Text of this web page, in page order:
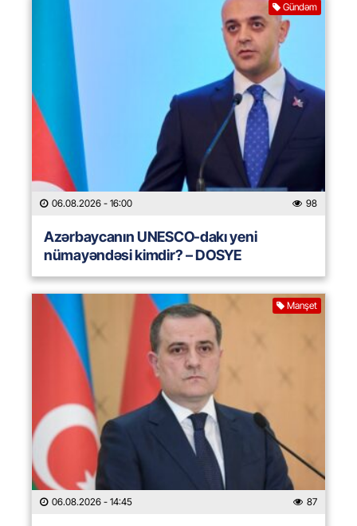
Gündəm
06.08.2026 - 16:00 98
Azərbaycanın UNESCO-dakı yeni
nümayəndəsi kimdir? – DOSYE
Manşet
06.08.2026 - 14:45 87